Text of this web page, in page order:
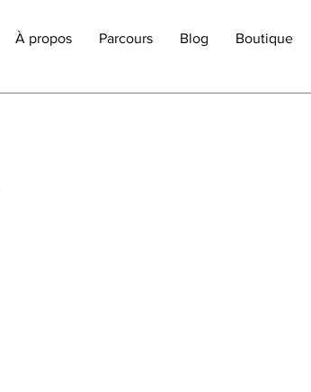
À propos Parcours Blog Boutique